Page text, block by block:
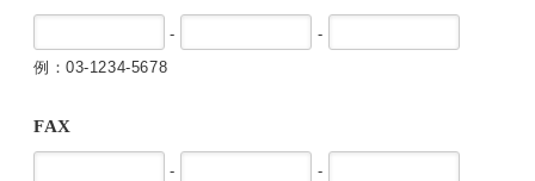
-
-
例：03-1234-5678
FAX
-
-